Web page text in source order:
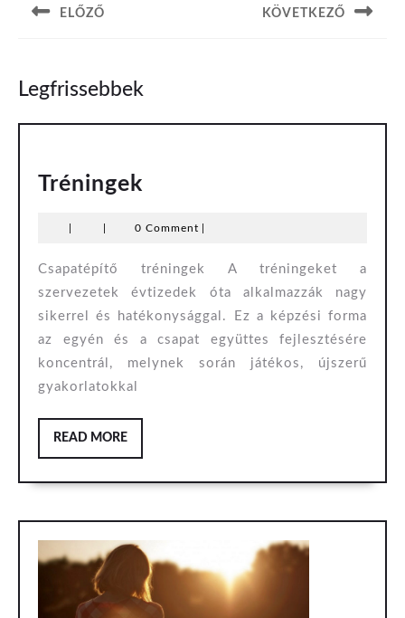
ELŐZŐ KÖVETKEZŐ
Legfrissebbek
Tréningek
0 Comment
Csapatépítő tréningek A tréningeket a
szervezetek évtizedek óta alkalmazzák nagy
sikerrel és hatékonysággal. Ez a képzési forma
az egyén és a csapat együttes fejlesztésére
koncentrál, melynek során játékos, újszerű
gyakorlatokkal
READ MOREREAD
MORE